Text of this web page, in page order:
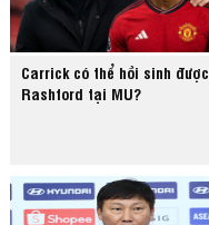
Carrick có thể hồi sinh được
Rashford tại MU?